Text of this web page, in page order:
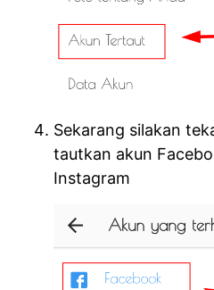
Sekarang silakan
tautkan akun
Instagram